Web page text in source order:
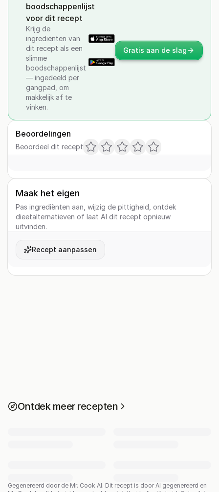
boodschappenlijst
voor dit recept
Krijg de
ingrediënten van
dit recept als een
slimme
boodschappenlijst
— ingedeeld per
gangpad, om
makkelijk af te
vinken.
Gratis aan de slag
Beoordelingen
Beoordeel dit recept
Maak het eigen
Pas ingrediënten aan, wijzig de pittigheid, ontdek
dieetalternatieven of laat AI dit recept opnieuw
uitvinden.
Recept aanpassen
Ontdek meer recepten
Gegenereerd door de Mr. Cook AI. Dit recept is door AI gegenereerd en